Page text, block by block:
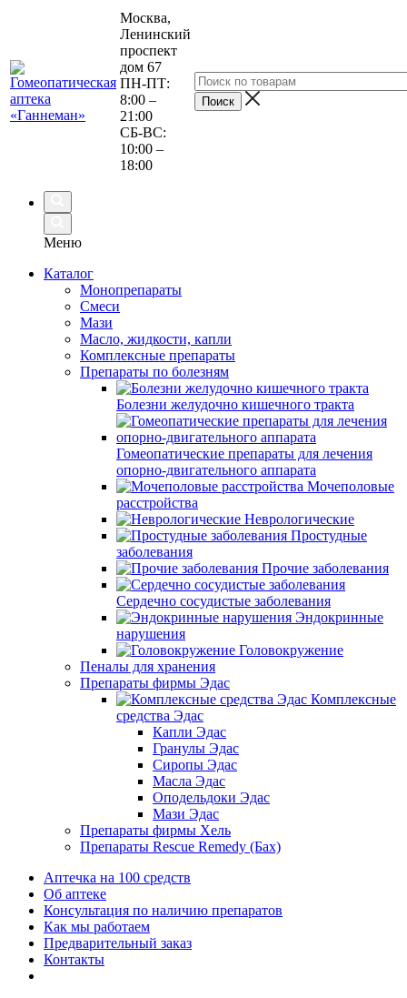
Москва,
Ленинский
проспект
дом 67
ПН-ПТ:
8:00 –
21:00
СБ-ВС:
10:00 –
18:00
Меню
Каталог
Монопрепараты
Смеси
Мази
Масло, жидкости, капли
Комплексные препараты
Препараты по болезням
Болезни желудочно кишечного тракта
Гомеопатические препараты для лечения
опорно-двигательного аппарата
Мочеполовые
расстройства
Неврологические
Простудные
заболевания
Прочие заболевания
Сердечно сосудистые заболевания
Эндокринные
нарушения
Головокружение
Пеналы для хранения
Препараты фирмы Эдас
Комплексные
средства Эдас
Капли Эдас
Гранулы Эдас
Сиропы Эдас
Масла Эдас
Оподельдоки Эдас
Мази Эдас
Препараты фирмы Хель
Препараты Rescue Remedy (Бах)
Аптечка на 100 средств
Об аптеке
Консультация по наличию препаратов
Как мы работаем
Предварительный заказ
Контакты